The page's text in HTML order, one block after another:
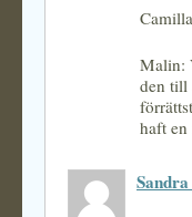
Malin:
den till
haft